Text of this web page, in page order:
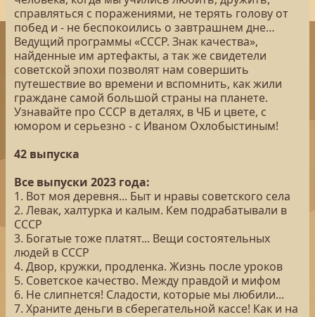
справляться с поражениями, не терять голову от
побед и - не беспокоились о завтрашнем дне…
Ведущий программы «СССР. Знак качества»,
найденные им артефакты, а так же свидетели
советской эпохи позволят нам совершить
путешествие во времени и вспомнить, как жили
граждане самой большой страны на планете.
Узнавайте про СССР в деталях, в ЧБ и цвете, с
юмором и серьезно - с Иваном Охлобыстиным!
42 выпуска
Все выпуски 2023 года:
1. Вот моя деревня... Быт и нравы советского села
2. Левак, халтурка и калым. Кем подрабатывали в
СССР
3. Богатые тоже платят... Вещи состоятельных
людей в СССР
4. Двор, кружки, продленка. Жизнь после уроков
5. Советское качество. Между правдой и мифом
6. Не слипнется! Сладости, которые мы любили...
7. Храните деньги в сберегательной кассе! Как и на